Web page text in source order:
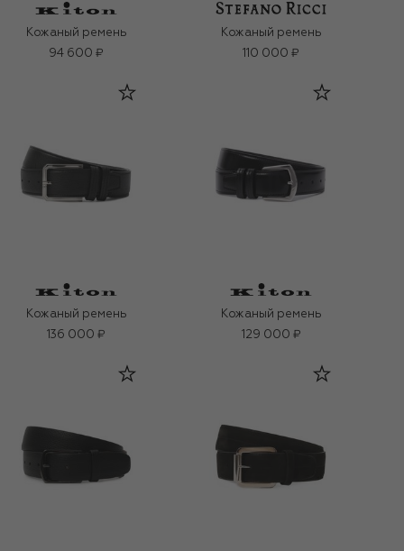
Кожаный ремень
94 600 ₽
Кожаный ремень
110 000 ₽
Кожаный ремень
136 000 ₽
Кожаный ремень
129 000 ₽